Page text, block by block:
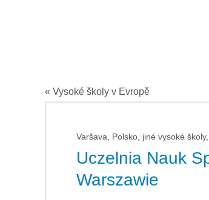
« Vysoké školy v Evropě
Varšava, Polsko, jiné vysoké
Uczelnia Nauk
Warszawie